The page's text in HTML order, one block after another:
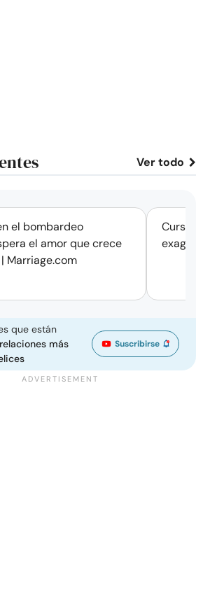
Ver todo
el bombardeo
el amor que crece
Marriage.com
Cursos
que están
relaciones más
Suscribirse